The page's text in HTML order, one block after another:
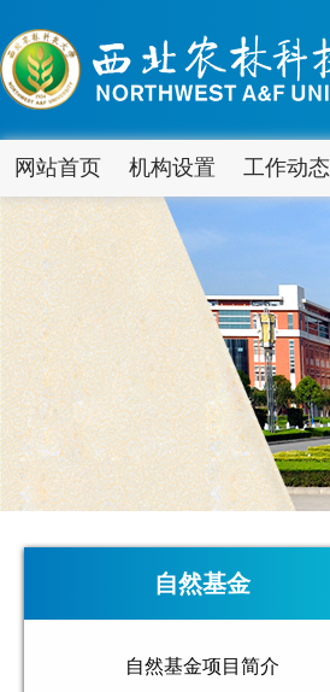
网站首页 机构设置 工作动态
自然基金
自然基金项目简介